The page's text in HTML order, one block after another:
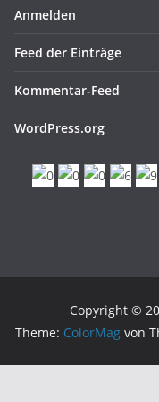
Anmelden
Feed der Einträge
Kommentar-Feed
WordPress.org
Copyright ©
Theme: ColorMag von